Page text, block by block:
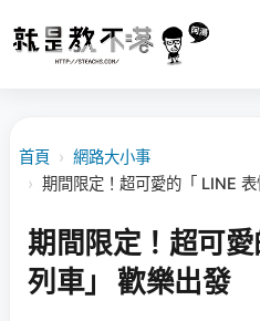
首頁 › 網路大小事
› 期間限定！超可愛的「 LINE
期間限定！超可
列車」 歡樂出發